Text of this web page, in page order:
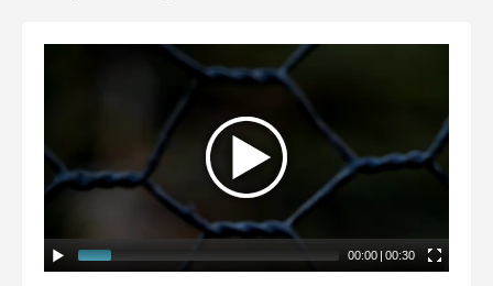
00:00 | 00:30